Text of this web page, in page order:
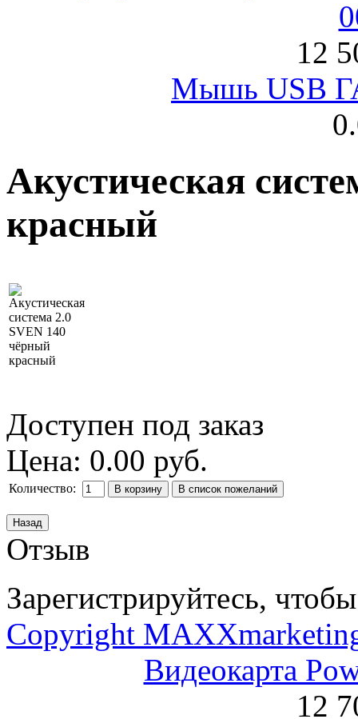
12
Мышь USB
Акустическая
красный
Доступен под заказ
Цена: 0.00 руб.
Количество:
Отзыв
Зарегистрируйтесь,
Copyright
Видеокарта
12